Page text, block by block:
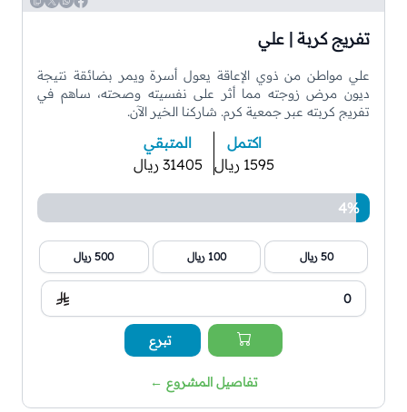
تفريج كربة | علي
علي مواطن من ذوي الإعاقة يعول أسرة ويمر بضائقة نتيجة
ديون مرض زوجته مما أثر على نفسيته وصحته، ساهم في
تفريج كربته عبر جمعية كرم. شاركنا الخير الآن.
اكتمل
1595 ريال
المتبقي
31405 ريال
4%
50 ريال 100 ريال 500 ريال
تبرع
تفاصيل المشروع ←